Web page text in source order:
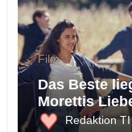
Film
Das Beste
Morettis
und dieRedaktion